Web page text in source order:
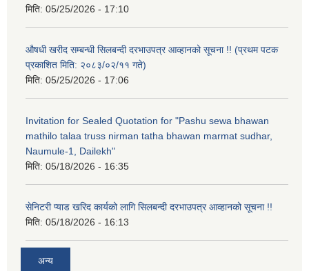
मिति: 05/25/2026 - 17:10
औषधी खरीद सम्बन्धी सिलबन्दी दरभाउपत्र आव्हानको सूचना !! (प्रथम पटक
प्रकाशित मिति: २०८३/०२/११ गते)
मिति: 05/25/2026 - 17:06
Invitation for Sealed Quotation for "Pashu sewa bhawan
mathilo talaa truss nirman tatha bhawan marmat sudhar,
Naumule-1, Dailekh"
मिति: 05/18/2026 - 16:35
सेनिटरी प्याड खरिद कार्यको लागि सिलबन्दी दरभाउपत्र आव्हानको सूचना !!
मिति: 05/18/2026 - 16:13
अन्य